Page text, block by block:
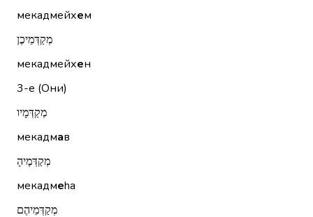
мекадмейхем
מְקַדְּמֵיכֶן
мекадмейхен
3-е (Они)
מְקַדְּמָיו
мекадмав
מְקַדְּמֶיהָ
мекадмеhа
מְקַדְּמֵיהֶם